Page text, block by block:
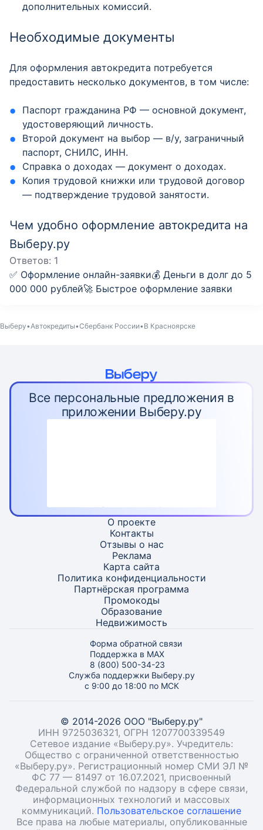
дополнительных комиссий.
Необходимые документы
Для оформления автокредита потребуется
предоставить несколько документов, в том числе:
Паспорт гражданина РФ — основной документ,
удостоверяющий личность.
Второй документ на выбор — в/у, заграничный
паспорт, СНИЛС, ИНН.
Справка о доходах — документ о доходах.
Копия трудовой книжки или трудовой договор
— подтверждение трудовой занятости.
Чем удобно оформление автокредита на
Выберу.ру
Ответов: 1
✅ Оформление онлайн-заявки💰 Деньги в долг до 5
000 000 рублей🚀 Быстрое оформление заявки
Выберу Автокредиты Сбербанк России В Красноярске
Все персональные предложения в
приложении Выберу.ру
О проекте
Контакты
Отзывы о нас
Реклама
Карта сайта
Политика конфиденциальности
Партнёрская программа
Промокоды
Образование
Недвижимость
Форма обратной связи
Поддержка в MAX
8 (800) 500-34-23
Служба поддержки Выберу.ру
с 9:00 до 18:00 по МСК
© 2014-2026 ООО "Выберу.ру"
ИНН 9725036321, ОГРН 1207700339549
Сетевое издание «Выберу.ру». Учредитель:
Общество с ограниченной ответственностью
«Выберу.ру». Регистрационный номер СМИ ЭЛ №
ФС 77 — 81497 от 16.07.2021, присвоенный
Федеральной службой по надзору в сфере связи,
информационных технологий и массовых
коммуникаций. Пользовательское соглашение
Все права на любые материалы, опубликованные